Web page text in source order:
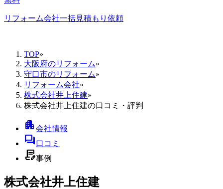
リフォーム会社一括見積もり依頼
TOP»
大阪府のリフォーム»
守口市のリフォーム»
リフォーム会社»
株式会社井上住建»
株式会社井上住建の口コミ・評判
apartment会社情報
forum口コミ
contract_edit事例
株式会社井上住建